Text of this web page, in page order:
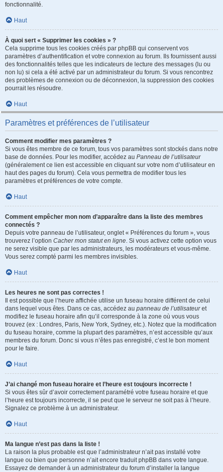
fonctionnalité.
Haut
À quoi sert « Supprimer les cookies » ?
Cela supprime tous les cookies créés par phpBB qui conservent vos
paramètres d’authentification et votre connexion au forum. Ils fournissent aussi
des fonctionnalités telles que les indicateurs de lecture des messages (lu ou
non lu) si cela a été activé par un administrateur du forum. Si vous rencontrez
des problèmes de connexion ou de déconnexion, la suppression des cookies
pourrait les résoudre.
Haut
Paramètres et préférences de l’utilisateur
Comment modifier mes paramètres ?
Si vous êtes membre de ce forum, tous vos paramètres sont stockés dans notre
base de données. Pour les modifier, accédez au Panneau de l’utilisateur
(généralement ce lien est accessible en cliquant sur votre nom d’utilisateur en
haut des pages du forum). Cela vous permettra de modifier tous les
paramètres et préférences de votre compte.
Haut
Comment empêcher mon nom d’apparaître dans la liste des membres
connectés ?
Depuis votre panneau de l’utilisateur, onglet « Préférences du forum », vous
trouverez l’option Cacher mon statut en ligne. Si vous activez cette option vous
ne serez visible que par les administrateurs, les modérateurs et vous-même.
Vous serez compté parmi les membres invisibles.
Haut
Les heures ne sont pas correctes !
Il est possible que l’heure affichée utilise un fuseau horaire différent de celui
dans lequel vous êtes. Dans ce cas, accédez au panneau de l’utilisateuret
modifiez le fuseau horaire afin qu’il corresponde à la zone où vous vous
trouvez (ex : Londres, Paris, New York, Sydney, etc.). Notez que la modification
du fuseau horaire, comme la plupart des paramètres, n’est accessible qu’aux
membres du forum. Donc si vous n’êtes pas enregistré, c’est le bon moment
pour le faire.
Haut
J’ai changé mon fuseau horaire et l’heure est toujours incorrecte !
Si vous êtes sûr d’avoir correctement paramétré votre fuseau horaire et que
l’heure est toujours incorrecte, il se peut que le serveur ne soit pas à l’heure.
Signalez ce problème à un administrateur.
Haut
Ma langue n’est pas dans la liste !
La raison la plus probable est que l’administrateur n’ait pas installé votre
langue ou bien que personne n’ait encore traduit phpBB dans votre langue.
Essayez de demander à un administrateur du forum d’installer la langue